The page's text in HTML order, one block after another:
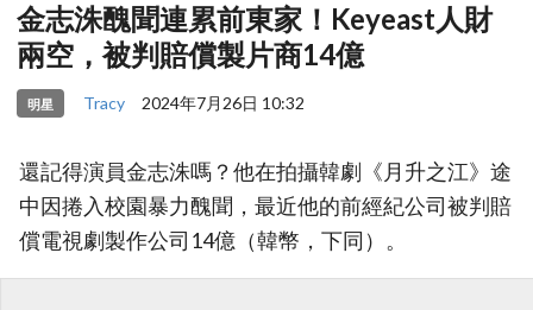
金志洙醜聞連累前東家！Keyeast人財
兩空，被判賠償製片商14億
明星 Tracy 2024年7月26日 10:32
還記得演員金志洙嗎？他在拍攝韓劇《月升之江》途
中因捲入校園暴力醜聞，最近他的前經紀公司被判賠
償電視劇製作公司14億（韓幣，下同）。